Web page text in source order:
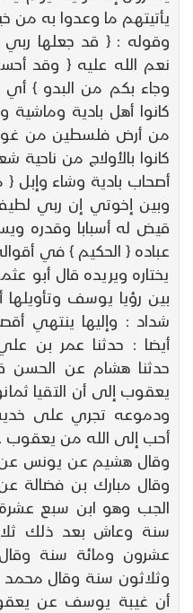
يأتيتهم ما وعدوا به من
وقوله : { قد جعلها
نعم الله عليه { وقد
وجاء بكم من البدو } أي
كانوا أهل بادية وماشية
من أرض فلسطين من
كانوا بالأولاج من
أصحاب بادية وشاء وإبل
وبين إخوتي إن ربي لطيف
قيض له أسبابا وقدره
عباده { الحكيم } في
يختاره ويريده قال أبو
بين رؤيا يوسف
شداد : وإليها ينتهي
أيضا : حدثنا عمر بن
حدثنا هشام عن
يعقوب إلى أن التقيا
ودموعه تجري على
أحب إلى الله من يعقوب .
وقال هشيم عن يونس عن
وقال مبارك بن
الجب وهو ابن سبع
سنة وعاش بعد ذلك
عشرون ومائة سنة
وثلاثون سنة وقال محمد
أن غيبة يوسف عن